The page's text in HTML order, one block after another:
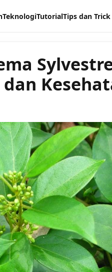
TeknologiTutorialTips dan Trick